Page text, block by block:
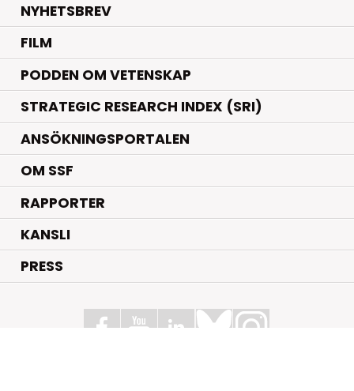
NYHETSBREV
FILM
PODDEN OM VETENSKAP
STRATEGIC RESEARCH INDEX (SRI)
ANSÖKNINGSPORTALEN
OM SSF
RAPPORTER
KANSLI
PRESS